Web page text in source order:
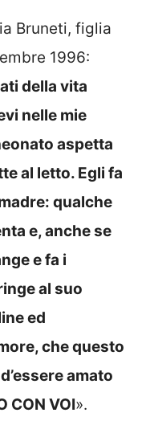
Bruneti, figlia
1996:
della vita
nelle mie
aspetta
al letto. Egli fa
qualche
e, anche se
e fa i
al suo
ed
che questo
amato
CON VOI».